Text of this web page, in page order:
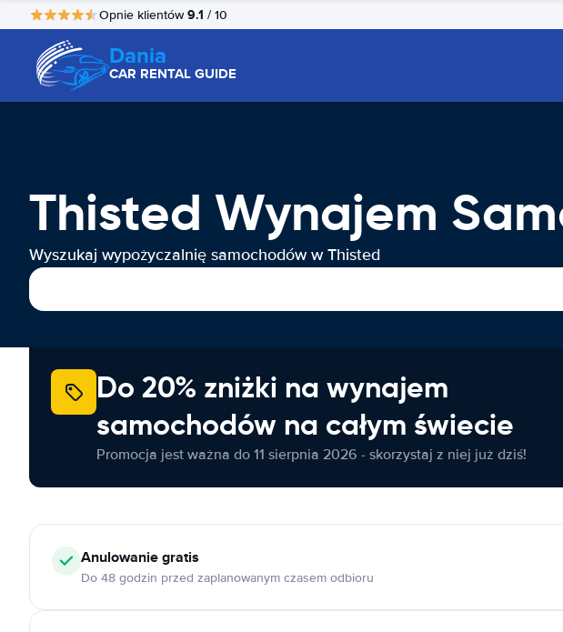
Opnie klientów9.1 / 10
Dania
CAR RENTAL GUIDE
Thisted Wynajem
Wyszukaj wypożyczalnię samochodów w Thisted
Do 20% zniżki na wynajem
samochodów na całym świecie
Promocja jest ważna do 11 sierpnia 2026 - skorzystaj z niej już dziś!
Anulowaniegratis
Do 48 godzin przed zaplanowanym czasem odbioru